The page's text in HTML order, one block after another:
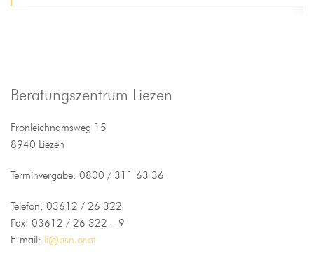
Beratungszentrum Liezen
Fronleichnamsweg 15
8940 Liezen
Terminvergabe: 0800 / 311 63 36
Telefon: 03612 / 26 322
Fax: 03612 / 26 322 – 9
E-mail: li@psn.or.at